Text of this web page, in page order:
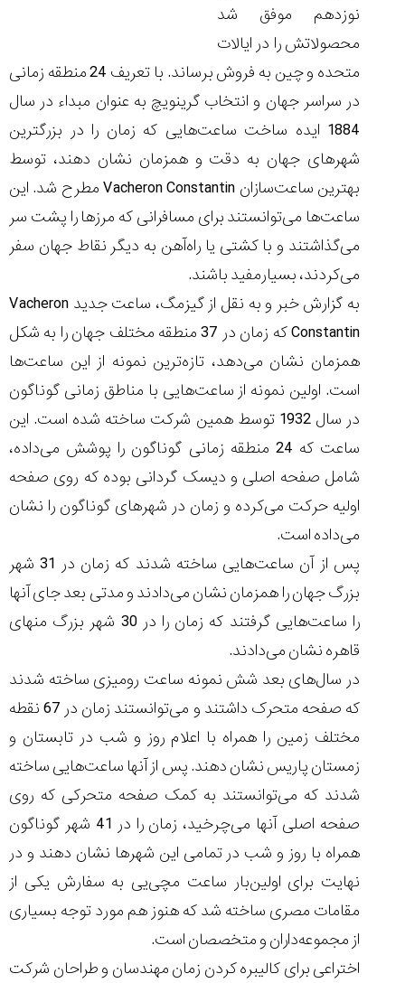
نوزدهم موفق شد
محصولاتش را در ایالات
متحده و چین به فروش برساند. با تعریف 24 منطقه زمانی
در سراسر جهان و انتخاب گرینویچ به عنوان مبداء در سال
1884 ایده ساخت ساعت‌هایی که زمان را در بزرگترین
شهرهای جهان به دقت و همزمان نشان دهند، توسط
بهترین ساعت‌سازان Vacheron Constantin مطرح شد. این
ساعت‌ها می‌توانستند برای مسافرانی که مرزها را پشت سر
می‌گذاشتند و با کشتی یا راه‌آهن به دیگر نقاط جهان سفر
می‌کردند، بسیارمفید باشند.
به گزارش خبر و به نقل از گیزمگ، ساعت جدید Vacheron
Constantin که زمان در 37 منطقه مختلف جهان را به شکل
همزمان نشان می‌دهد، تازه‌ترین نمونه از این ساعت‌ها
است. اولین نمونه از ساعت‌هایی با مناطق زمانی گوناگون
در سال 1932 توسط همین شرکت ساخته شده است. این
ساعت که 24 منطقه زمانی گوناگون را پوشش می‌داده،
شامل صفحه اصلی و دیسک گردانی بوده که روی صفحه
اولیه حرکت می‌کرده و زمان در شهرهای گوناگون را نشان
می‌داده است.
پس از آن ساعت‌هایی ساخته شدند که زمان در 31 شهر
بزرگ جهان را همزمان نشان می‌دادند و مدتی بعد جای آنها
را ساعت‌هایی گرفتند که زمان را در 30 شهر بزرگ منهای
قاهره نشان می‌دادند.
در سال‌های بعد شش نمونه ساعت رومیزی ساخته شدند
که صفحه متحرک داشتند و می‌توانستند زمان در 67 نقطه
مختلف زمین را همراه با اعلام روز و شب در تابستان و
زمستان پاریس نشان دهند. پس از آنها ساعت‌هایی ساخته
شدند که می‌توانستند به کمک صفحه متحرکی که روی
صفحه اصلی آنها می‌چرخید، زمان را در 41 شهر گوناگون
همراه با روز و شب در تمامی این شهرها نشان دهند و در
نهایت برای اولین‌بار ساعت مچی‌یی به سفارش یکی از
مقامات مصری ساخته شد که هنوز هم مورد توجه بسیاری
از مجموعه‌داران و متخصصان است.
اختراعی برای کالیبره‌ کردن زمان مهندسان و طراحان شرکت
هوشمند؛...
ساخت ساعت‌های
کاور؛ بازدید ایران
تایمر از کارخانه
سوئیس
(Cornavin)؛
اختصاصی با مدیر
سوئیسی در دفتر
مرکزی سوئیس
مراسم تقدیر از
فعالان منتخب
صنف ساعت